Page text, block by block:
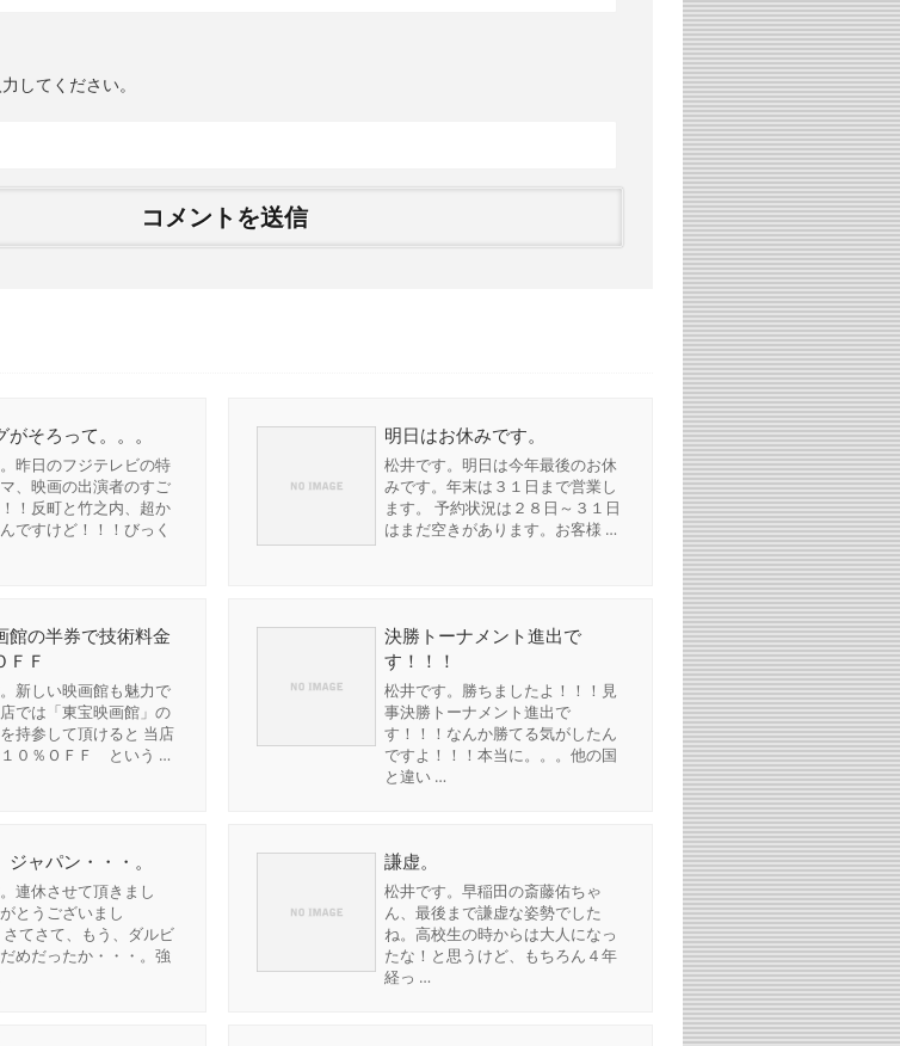
してください。
がそろって。。。
昨日のフジテレビの特
、映画の出演者のすご
！反町と竹之内、超か
ですけど！！！びっく
明日はお休みです。
松井です。明日は今年最後のお休
みです。年末は３１日まで営業し
ます。 予約状況は２８日～３１日
はまだ空きがあります。お客様 …
館の半券で技術料金
ＦＦ
新しい映画館も魅力で
では「東宝映画館」の
持参して頂けると 当店
０％ＯＦＦ という …
決勝トーナメント進出で
す！！！
松井です。勝ちましたよ！！！見
事決勝トーナメント進出で
す！！！なんか勝てる気がしたん
ですよ！！！本当に。。。他の国
と違い …
ジャパン・・・。
連休させて頂きまし
とうございまし
さてさて、もう、ダルビ
めだったか・・・。強
謙虚。
松井です。早稲田の斎藤佑ちゃ
ん、最後まで謙虚な姿勢でした
ね。高校生の時からは大人になっ
たな！と思うけど、もちろん４年
経っ …